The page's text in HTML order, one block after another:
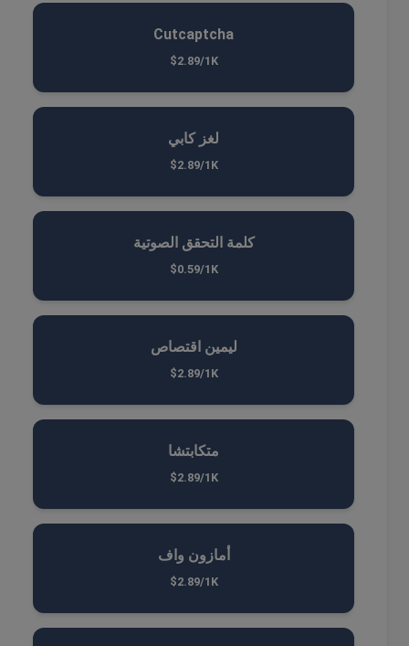
Cutcaptcha
$2.89/1K
لغز كابي
$2.89/1K
كلمة التحقق الصوتية
$0.59/1K
ليمين اقتصاص
$2.89/1K
متكابتشا
$2.89/1K
أمازون واف
$2.89/1K